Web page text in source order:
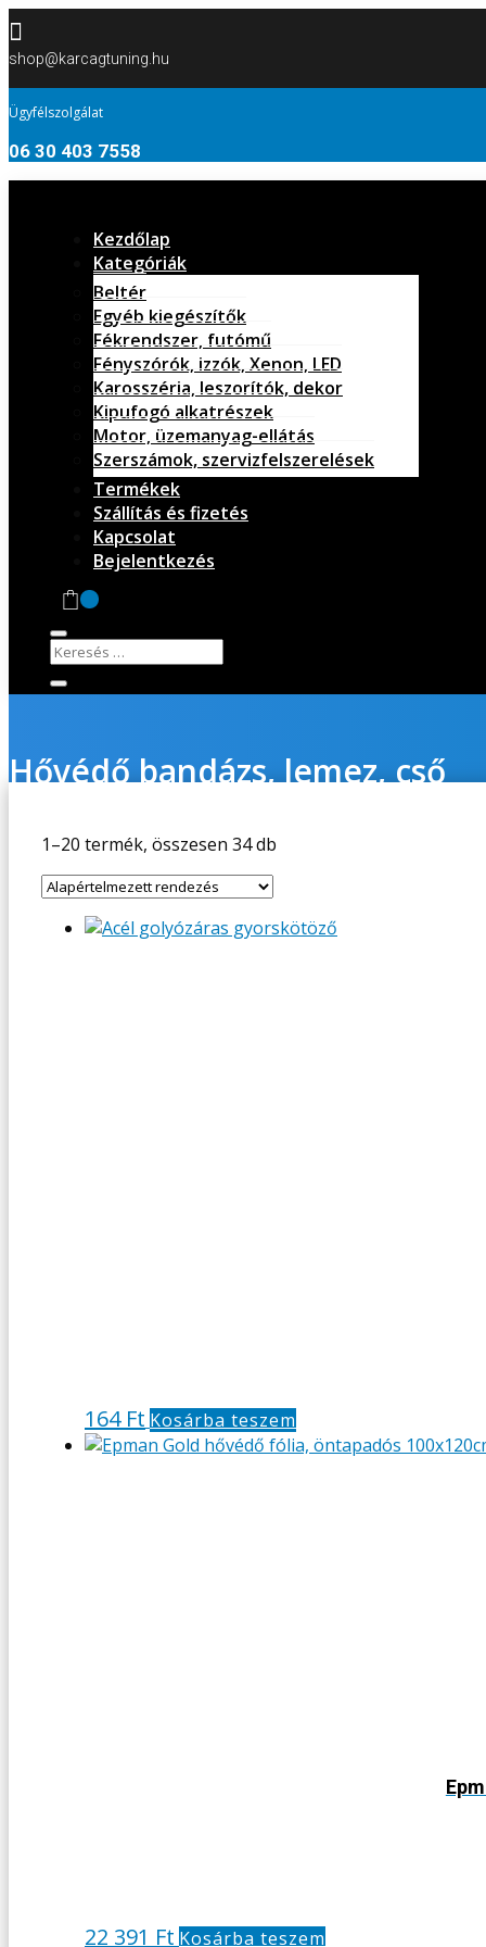

shop@karcagtuning.hu
Ügyfélszolgálat
06 30 403 7558
Kezdőlap
Kategóriák
Beltér
Egyéb kiegészítők
Fékrendszer, futómű
Fényszórók, izzók, Xenon, LED
Karosszéria, leszorítók, dekor
Kipufogó alkatrészek
Motor, üzemanyag-ellátás
Szerszámok, szervizfelszerelések
Termékek
Szállítás és fizetés
Kapcsolat
Bejelentkezés
Hővédő bandázs, lemez, cső
1–20 termék, összesen 34 db
164 Ft Kosárba teszem
22 391 Ft Kosárba teszem